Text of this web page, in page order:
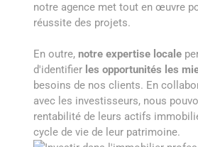
notre agence met tout en œuvre
réussite des projets.
En outre, notre expertise locale
d'identifier les opportunités les
besoins de nos clients. En
avec les investisseurs, nous
rentabilité de leurs actifs
cycle de vie de leur patrimoine.